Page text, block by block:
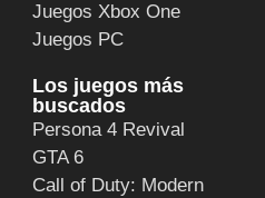
Juegos Xbox One
Juegos PC
Los juegos más
buscados
Persona 4 Revival
GTA 6
Call of Duty: Modern